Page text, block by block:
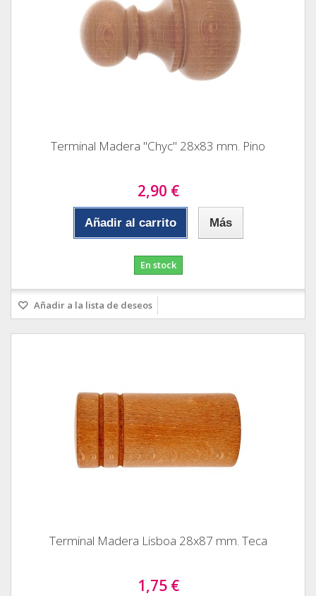
Terminal Madera "Chyc" 28x83 mm. Pino
2,90 €
Añadir al carrito Más
En stock
Añadir a la lista de deseos
Terminal Madera Lisboa 28x87 mm. Teca
1,75 €